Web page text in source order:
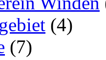
(4)
(7)